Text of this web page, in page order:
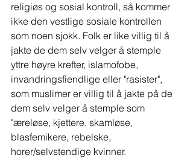
religiøs og sosial kontroll, så kommer
ikke den vestlige sosiale kontrollen
som noen sjokk. Folk er like villig til å
jakte de dem selv velger å stemple
yttre høyre krefter, islamofobe,
invandringsfiendlige eller "rasister",
som muslimer er villig til å jakte på de
dem selv velger å stemple som
"æreløse, kjettere, skamløse,
blasfemikere, rebelske,
horer/selvstendige kvinner.